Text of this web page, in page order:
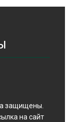
защищены.
на сайт